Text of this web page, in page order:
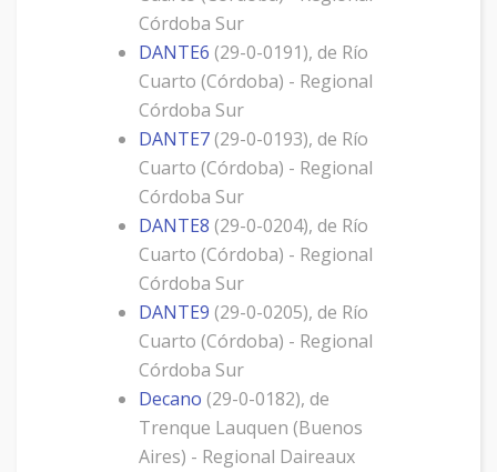
Córdoba Sur
DANTE6 (29-0-0191), de Río
Cuarto (Córdoba) - Regional
Córdoba Sur
DANTE7(29-0-0193), de Río
Cuarto (Córdoba) - Regional
Córdoba Sur
DANTE8 (29-0-0204), de Río
Cuarto (Córdoba) - Regional
Córdoba Sur
DANTE9 (29-0-0205), de Río
Cuarto (Córdoba) - Regional
Córdoba Sur
Decano (29-0-0182), de
Trenque Lauquen (Buenos
Aires) - Regional Daireaux